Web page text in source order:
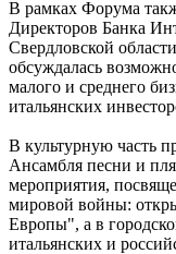
В рамках Форума
Директоров Банка
Свердловской
обсуждалась
малого и среднего
итальянских
В культурную часть
Ансамбля песни и
мероприятия,
мировой войны:
Европы", а в
итальянских и